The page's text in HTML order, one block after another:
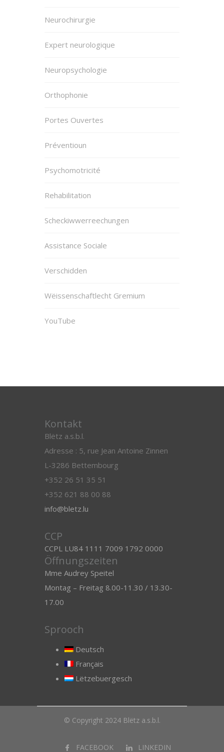
Neurochirurgie
Expert neurologique
Neuropsychologie
Orthophonie
Portes Ouvertes
Préventioun
Psychomotricité
Rehabilitation
Scheckiwwerreechungen
Assistance Sociale
Verschidden
Wëissenschaftlecht Gremium
YouTube
Kontakt
Blëtz a.s.b.l.
Adresse : 5, rue Jean Antoine Zinnen
L-3286 Bettembourg
+352 26 51 35 51
+352 621 88 00 88
info@bletz.lu
CCP
CCPL LU84 1111 7009 1792 0000
Öffnungszeiten
Mme Audrey Speitel
Montag – Freitag 8.00-11.30 / 13.30-
17.00
Sprooch
Deutsch
Français
Lëtzebuergesch
© Copyright 2024 Blëtz a.s.b.l.
FACEBOOK LINKEDIN